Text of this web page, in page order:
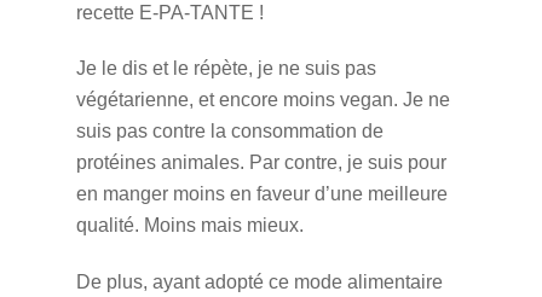
recette E-PA-TANTE !
Je le dis et le répète, je ne suis pas
végétarienne, et encore moins vegan. Je ne
suis pas contre la consommation de
protéines animales. Par contre, je suis pour
en manger moins en faveur d’une meilleure
qualité. Moins mais mieux.
De plus, ayant adopté ce mode alimentaire